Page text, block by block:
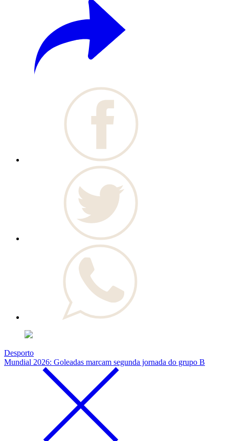
Desporto
Mundial 2026: Goleadas marcam segunda jornada do grupo B